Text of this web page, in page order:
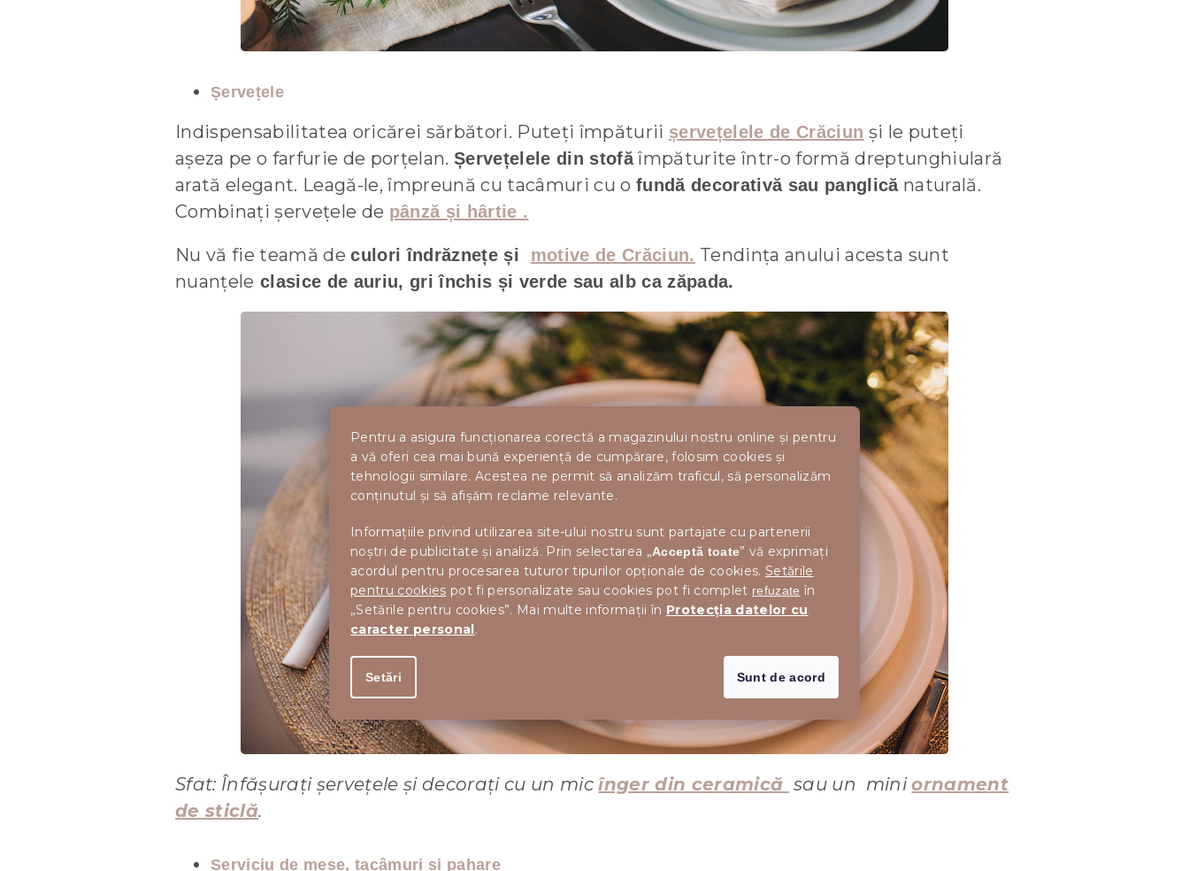
Pentru a asigura funcționarea corectă a magazinului nostru online și pentru
a vă oferi cea mai bună experiență de cumpărare, folosim cookies și
tehnologii similare. Acestea ne permit să analizăm traficul, să personalizăm
conținutul și să afișăm reclame relevante.
Informațiile privind utilizarea site-ului nostru sunt partajate cu partenerii
noștri de publicitate și analiză. Prin selectarea „Acceptă toate” vă exprimați
acordul pentru procesarea tuturor tipurilor opționale de cookies. Setările
pentru cookies pot fi personalizate sau cookies pot fi complet refuzate în
„Setările pentru cookies”. Mai multe informații în Protecția datelor cu
caracter personal.
Setări Sunt de acord
Șervețele
Indispensabilitatea oricărei sărbători. Puteți împăturii șervețelele de Crăciun și le puteți
așeza pe o farfurie de porțelan.Șervețelele din stofăîmpăturite într-o formă dreptunghiulară
arată elegant. Leagă-le, împreună cu tacâmuri cu ofundă decorativă sau panglicănaturală.
Combinați șervețele de pânză și hârtie .
Nu vă fie teamă deculori îndrăznețe și motive de Crăciun. Tendința anului acesta sunt
nuanțele clasice de auriu, gri închis și verde sau alb ca zăpada.
Sfat: Înfășurați șervețele și decorați cu un micînger din ceramică sau un mini ornament
de sticlă.
Serviciu de mese, tacâmuri și pahare